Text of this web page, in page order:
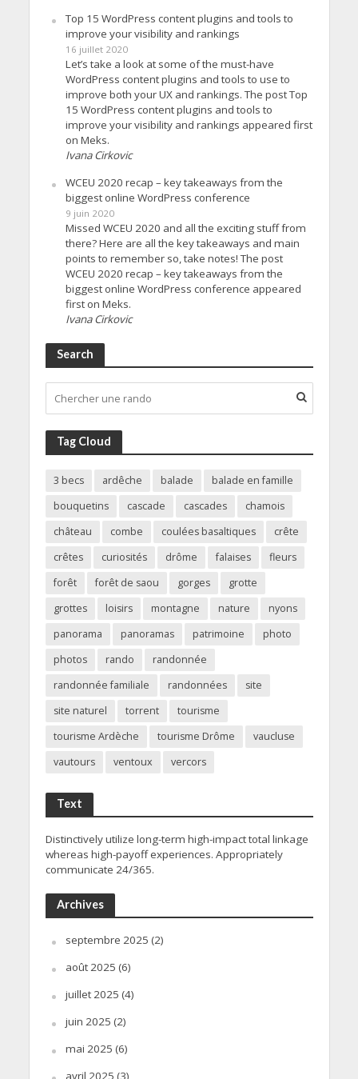
Top 15 WordPress content plugins and tools to
improve your visibility and rankings
16 juillet 2020
Let’s take a look at some of the must-have
WordPress content plugins and tools to use to
improve both your UX and rankings. The post Top
15 WordPress content plugins and tools to
improve your visibility and rankings appeared first
on Meks.
Ivana Cirkovic
WCEU 2020 recap – key takeaways from the
biggest online WordPress conference
9 juin 2020
Missed WCEU 2020 and all the exciting stuff from
there? Here are all the key takeaways and main
points to remember so, take notes! The post
WCEU 2020 recap – key takeaways from the
biggest online WordPress conference appeared
first on Meks.
Ivana Cirkovic
Search
Tag Cloud
3 becs ardêche balade
balade en famille
bouquetins
cascade cascades
chamois
château
combe coulées basaltiques
crête
crêtes
curiosités drôme falaises
fleurs
forêt
forêt de saou gorges
grotte
grottes
loisirs montagne nature
nyons
panorama
panoramas patrimoine
photo
photos
rando
randonnée
randonnée familiale
randonnées
site
site naturel
torrent
tourisme
tourisme Ardèche
tourisme Drôme
vaucluse
vautours
ventoux vercors
Text
Distinctively utilize long-term high-impact total linkage
whereas high-payoff experiences. Appropriately
communicate 24/365.
Archives
septembre 2025 (2)
août 2025 (6)
juillet 2025 (4)
juin 2025 (2)
mai 2025 (6)
avril 2025 (3)